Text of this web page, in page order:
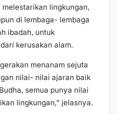
lingkungan,
di lembaga- lembaga
ibadah, untuk
kerusakan alam.
menanam sejuta
nilai- nilai ajaran baik
semua punya nilai
lingkungan,” jelasnya.